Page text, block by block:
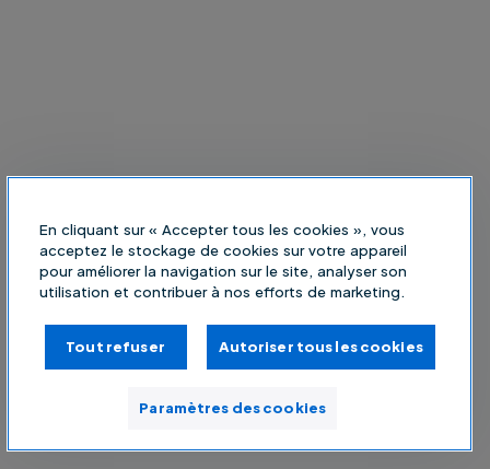
En cliquant sur « Accepter tous les cookies », vous
acceptez le stockage de cookies sur votre appareil
pour améliorer la navigation sur le site, analyser son
utilisation et contribuer à nos efforts de marketing.
Tout refuser Autoriser tous les cookies
Paramètres des cookies